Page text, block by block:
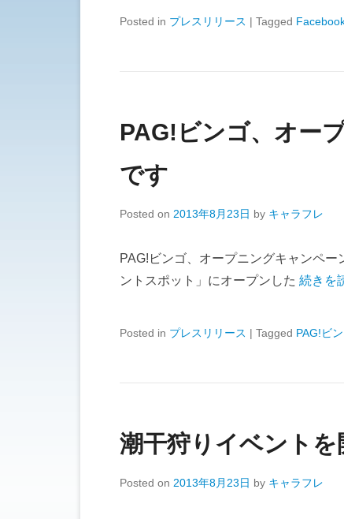
Posted in プレスリリース | Tagged
PAG!ビンゴ、オー
です
Posted on 2013年8月23日 by キャラフレ
PAG!ビンゴ、オープニングキャンペ
ントスポット」にオープンした 続きを
Posted in プレスリリース | Tagged PAG!ビ
潮干狩りイベント
Posted on 2013年8月23日 by キャラフレ